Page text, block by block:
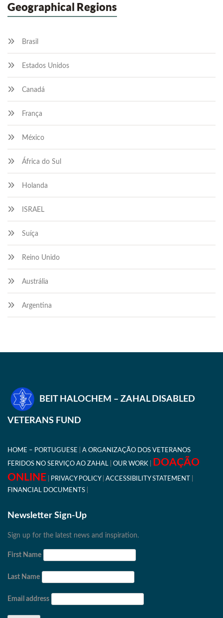
Geographical Regions
Brasil
Estados Unidos
Canadá
França
México
África do Sul
Holanda
ISRAEL
Suíça
Reino Unido
Austrália
Argentina
BEIT HALOCHEM – ZAHAL DISABLED
VETERANS FUND
HOME – PORTUGUESE
A ORGANIZAÇÃO DOS VETERANOS
FERIDOS NO SERVIÇO AO ZAHAL
OUR WORK
DOAÇÃO
ONLINE
PRIVACY POLICY
ACCESSIBILITY STATEMENT
FINANCIAL DOCUMENTS
Newsletter Sign-Up
Sign up for the latest news and inspiration.
First Name
Last Name
Email address